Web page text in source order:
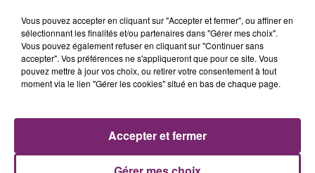
PHOTOS PUBLICITÉ
Vous pouvez accepter en cliquant sur "Accepter et fermer", ou affiner en
sélectionnant les finalités et/ou partenaires dans "Gérer mes choix".
Vous pouvez également refuser en cliquant sur "Continuer sans
accepter". Vos préférences ne s'appliqueront que pour ce site. Vous
pouvez mettre à jour vos choix, ou retirer votre consentement à tout
moment via le lien "Gérer les cookies" situé en bas de chaque page.
Accepter et fermer